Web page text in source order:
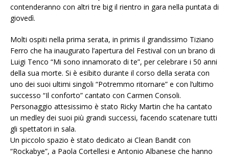
contenderanno con altri tre big il rientro in gara nella puntata di
giovedì.
Molti ospiti nella prima serata, in primis il grandissimo Tiziano
Ferro che ha inaugurato l’apertura del Festival con un brano di
Luigi Tenco “Mi sono innamorato di te”, per celebrare i 50 anni
della sua morte. Si è esibito durante il corso della serata con
uno dei suoi ultimi singoli “Potremmo ritornare” e con l’ultimo
successo “Il conforto” cantato con Carmen Consoli.
Personaggio attesissimo è stato Ricky Martin che ha cantato
un medley dei suoi più grandi successi, facendo scatenare tutti
gli spettatori in sala.
Un piccolo spazio è stato dedicato ai Clean Bandit con
“Rockabye”, a Paola Cortellesi e Antonio Albanese che hanno